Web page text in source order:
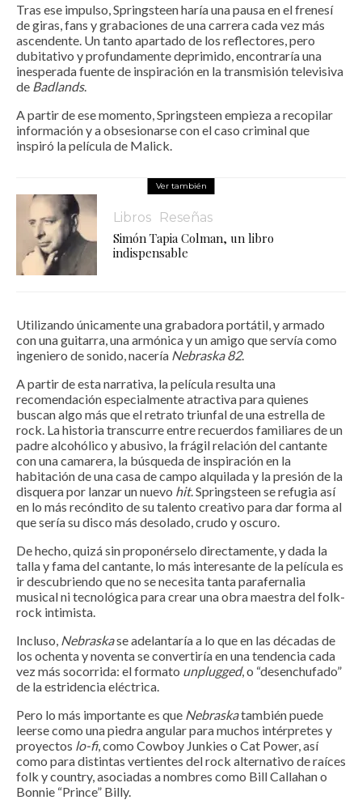
Tras ese impulso, Springsteen haría una pausa en el frenesí
de giras, fans y grabaciones de una carrera cada vez más
ascendente. Un tanto apartado de los reflectores, pero
dubitativo y profundamente deprimido, encontraría una
inesperada fuente de inspiración en la transmisión televisiva
de Badlands.
A partir de ese momento, Springsteen empieza a recopilar
información y a obsesionarse con el caso criminal que
inspiró la película de Malick.
Ver también
Libros Reseñas
Simón Tapia Colman, un libro
indispensable
Utilizando únicamente una grabadora portátil, y armado
con una guitarra, una armónica y un amigo que servía como
ingeniero de sonido, nacería Nebraska 82.
A partir de esta narrativa, la película resulta una
recomendación especialmente atractiva para quienes
buscan algo más que el retrato triunfal de una estrella de
rock. La historia transcurre entre recuerdos familiares de un
padre alcohólico y abusivo, la frágil relación del cantante
con una camarera, la búsqueda de inspiración en la
habitación de una casa de campo alquilada y la presión de la
disquera por lanzar un nuevo hit. Springsteen se refugia así
en lo más recóndito de su talento creativo para dar forma al
que sería su disco más desolado, crudo y oscuro.
De hecho, quizá sin proponérselo directamente, y dada la
talla y fama del cantante, lo más interesante de la película es
ir descubriendo que no se necesita tanta parafernalia
musical ni tecnológica para crear una obra maestra del folk-
rock intimista.
Incluso, Nebraskase adelantaría a lo que en las décadas de
los ochenta y noventa se convertiría en una tendencia cada
vez más socorrida: el formato unplugged, o “desenchufado”
de la estridencia eléctrica.
Pero lo más importante es que Nebraskatambién puede
leerse como una piedra angular para muchos intérpretes y
proyectos lo-fi, como Cowboy Junkies o Cat Power, así
como para distintas vertientes del rock alternativo de raíces
folk y country, asociadas a nombres como Bill Callahan o
Bonnie “Prince” Billy.